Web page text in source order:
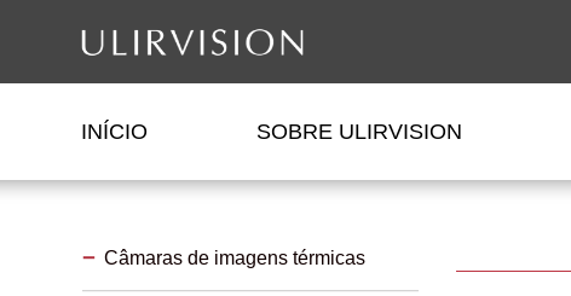
INÍCIO SOBRE ULIRVISION
Câmaras de imagens térmicas